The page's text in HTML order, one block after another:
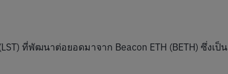
ที่พัฒนาต่อยอดมาจาก Beacon ETH (BETH) ซึ่งเป็น